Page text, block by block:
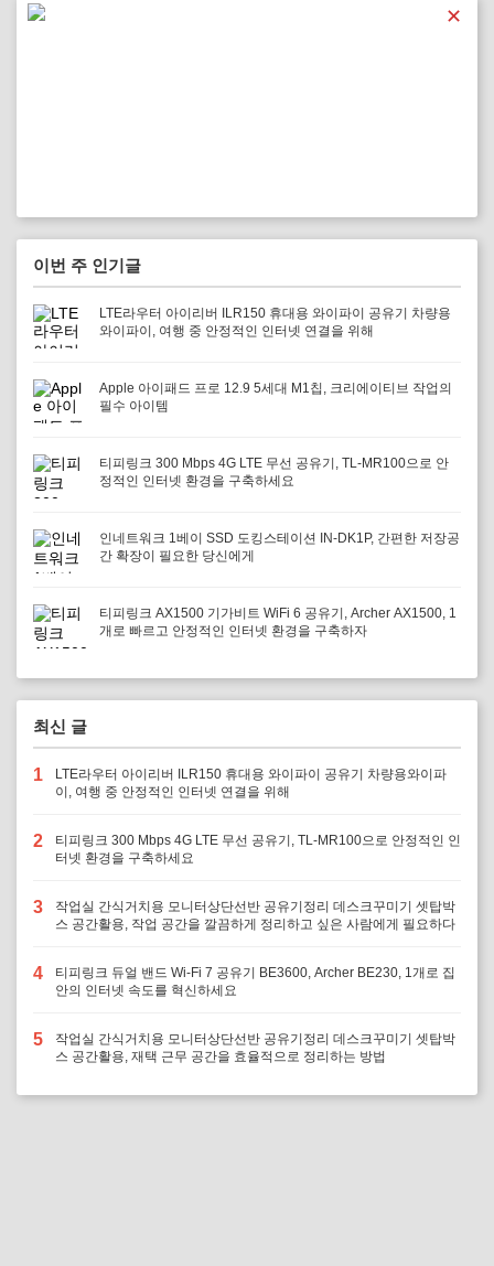
✕
이번 주 인기글
LTE라우터 아이리버 ILR150 휴대용 와이파이 공유기 차량용
와이파이, 여행 중 안정적인 인터넷 연결을 위해
Apple 아이패드 프로 12.9 5세대 M1칩, 크리에이티브 작업의
필수 아이템
티피링크 300 Mbps 4G LTE 무선 공유기, TL-MR100으로 안
정적인 인터넷 환경을 구축하세요
인네트워크 1베이 SSD 도킹스테이션 IN-DK1P, 간편한 저장공
간 확장이 필요한 당신에게
티피링크 AX1500 기가비트 WiFi 6 공유기, Archer AX1500, 1
개로 빠르고 안정적인 인터넷 환경을 구축하자
최신 글
1
LTE라우터 아이리버 ILR150 휴대용 와이파이 공유기 차량용와이파
이, 여행 중 안정적인 인터넷 연결을 위해
2
티피링크 300 Mbps 4G LTE 무선 공유기, TL-MR100으로 안정적인 인
터넷 환경을 구축하세요
3
작업실 간식거치용 모니터상단선반 공유기정리 데스크꾸미기 셋탑박
스 공간활용, 작업 공간을 깔끔하게 정리하고 싶은 사람에게 필요하다
4
티피링크 듀얼 밴드 Wi-Fi 7 공유기 BE3600, Archer BE230, 1개로 집
안의 인터넷 속도를 혁신하세요
5
작업실 간식거치용 모니터상단선반 공유기정리 데스크꾸미기 셋탑박
스 공간활용, 재택 근무 공간을 효율적으로 정리하는 방법